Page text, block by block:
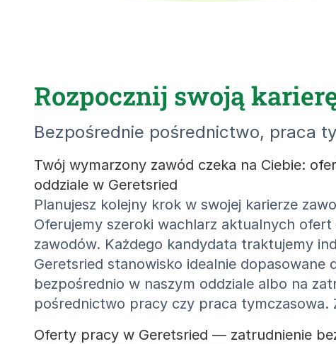
Rozpocznij swoją
Bezpośrednie pośrednictwo, praca
Twój wymarzony zawód czeka na Ciebie:
oddziale w Geretsried
Planujesz kolejny krok w swojej karierze
Oferujemy szeroki wachlarz aktualnych
zawodów. Każdego kandydata traktujemy
Geretsried stanowisko idealnie
bezpośrednio w naszym oddziale albo na
pośrednictwo pracy czy praca
Oferty pracy w Geretsried — zatrudnienie